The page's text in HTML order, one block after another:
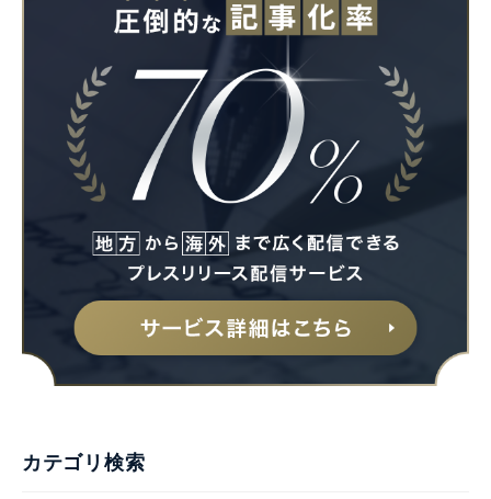
カテゴリ検索